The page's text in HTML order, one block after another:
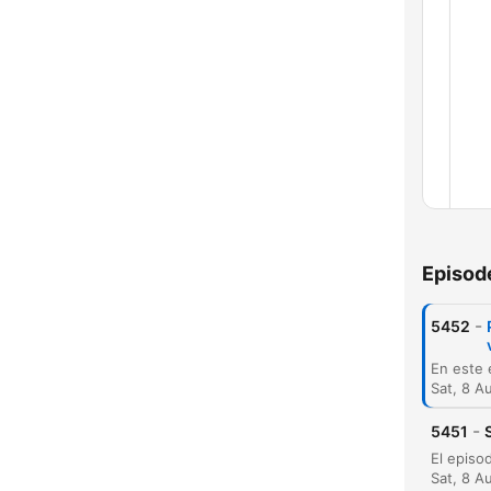
5452 -
Sat, 8
5451 -
Sat, 8